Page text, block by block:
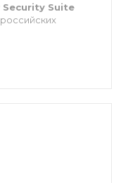
Security Suite